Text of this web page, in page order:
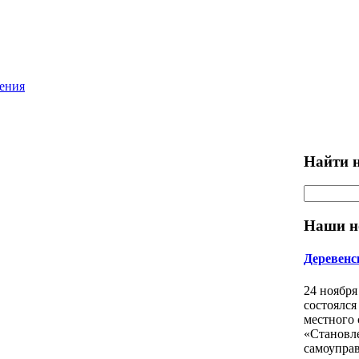
Найти
Наши
24
местного